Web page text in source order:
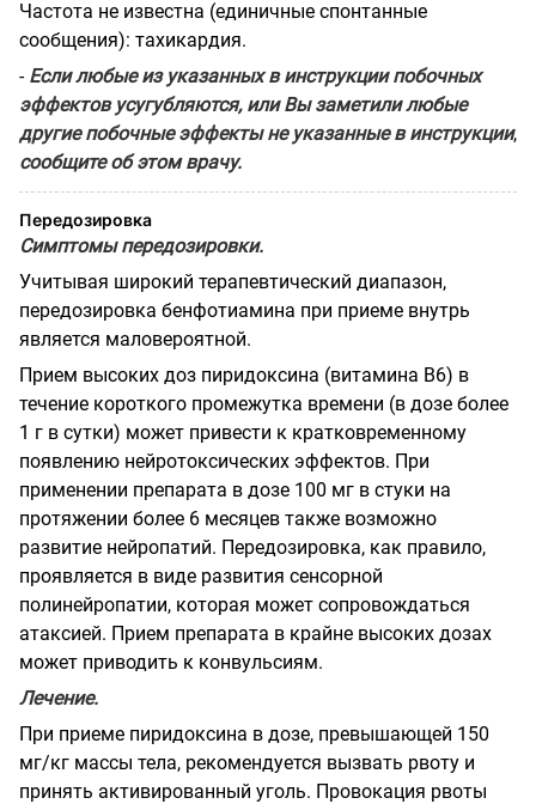
Частота не известна (единичные спонтанные
сообщения): тахикардия.
- Если любые из указанных в инструкции побочных
эффектов усугубляются, или Вы заметили любые
другие побочные эффекты не указанные в инструкции,
сообщите об этом врачу.
Передозировка
Симптомы передозировки.
Учитывая широкий терапевтический диапазон,
передозировка бенфотиамина при приеме внутрь
является маловероятной.
Прием высоких доз пиридоксина (витамина В6) в
течение короткого промежутка времени (в дозе более
1 г в сутки) может привести к кратковременному
появлению нейротоксических эффектов. При
применении препарата в дозе 100 мг в стуки на
протяжении более 6 месяцев также возможно
развитие нейропатий. Передозировка, как правило,
проявляется в виде развития сенсорной
полинейропатии, которая может сопровождаться
атаксией. Прием препарата в крайне высоких дозах
может приводить к конвульсиям.
Лечение.
При приеме пиридоксина в дозе, превышающей 150
мг/кг массы тела, рекомендуется вызвать рвоту и
принять активированный уголь. Провокация рвоты